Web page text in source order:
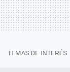
TEMAS DE INTERÉS